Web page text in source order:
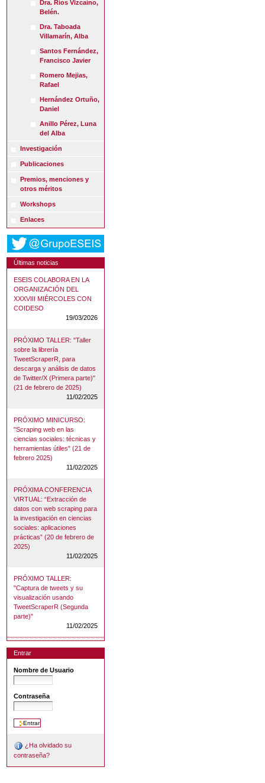
Dra. Ríos Vizcaíno,
Belén.
Dra. Taboada
Villamarín, Alba
Santos Fernández,
Francisco Javier
Romero Mejias,
Rafael
Hernández Ortuño,
Daniel
Anillo Pérez, Luna
del Alba
Investigación
Publicaciones
Premios, menciones y
otros méritos
Workshops
Enlaces
Últimas noticias
ESEIS COLABORA EN LA
ORGANIZACIÓN DEL
XXXVIII MIÉRCOLES CON
COIDESO
19/03/2026
PRÓXIMO TALLER: "Taller
sobre la librería
TweetScraperR, para
descarga y análisis de datos
de Twitter/X (Primera parte)"
(21 de febrero de 2025)
11/02/2025
PRÓXIMO MINICURSO:
"Scraping web en las
ciencias sociales: técnicas y
herramientas útiles" (21 de
febrero 2025)
11/02/2025
PRÓXIMA CONFERENCIA
VIRTUAL: “Extracción de
datos con web scraping para
la investigación en ciencias
sociales: aplicaciones
prácticas” (20 de febrero de
2025)
11/02/2025
PRÓXIMO TALLER:
"Captura de tweets y su
visualización usando
TweetScraperR (Segunda
parte)"
11/02/2025
Entrar
Nombre de Usuario
Contraseña
¿Ha olvidado su
contraseña?